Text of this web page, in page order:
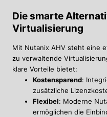
Die smarte
Virtualisierung
Mit Nutanix AHV steht eine
zu verwaltende
klare Vorteile bietet:
Kostensparend:
zusätzliche
Flexibel: Moderne
ermöglichen die